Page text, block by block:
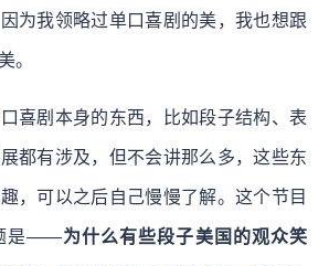
为我领略过单口喜剧的美，我也想跟
。
喜剧本身的东西，比如段子结构、表
都有涉及，但不会讲那么多，这些东
，可以之后自己慢慢了解。这个节目
是——为什么有些段子美国的观众笑